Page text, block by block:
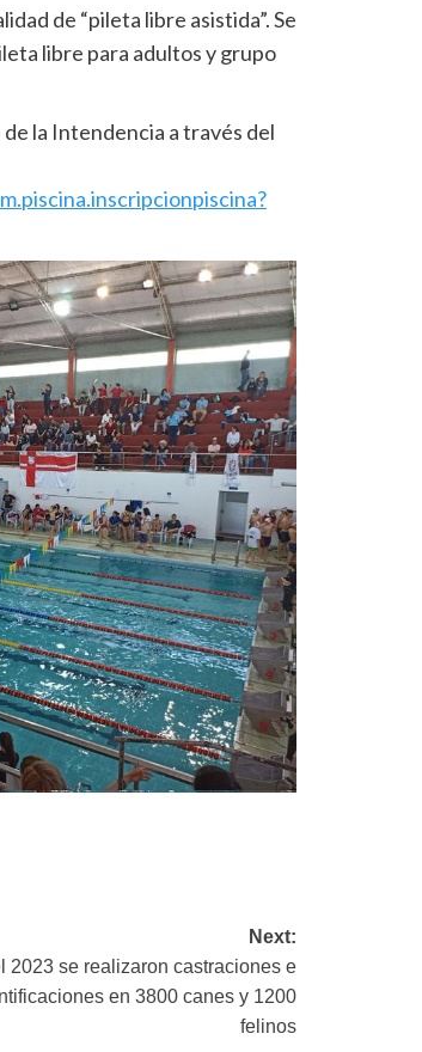
de “pileta libre asistida”. Se
libre para adultos y grupo
la Intendencia a través del
Next:
2023 se realizaron castraciones e
en 3800 canes y 1200
felinos